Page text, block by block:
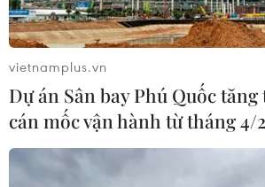
vietnamplus.vn
Dự án Sân bay Phú Quốc
cán mốc vận hành từ tháng 4/